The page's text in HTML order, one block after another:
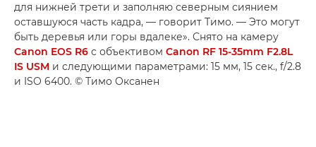
для нижней трети и заполняю северным сиянием
оставшуюся часть кадра, — говорит Тимо. — Это могут
быть деревья или горы вдалеке». Снято на камеру
Canon EOS R6 с объективом Canon RF 15-35mm F2.8L
IS USM и следующими параметрами: 15 мм, 15 сек., f/2.8
и ISO 6400. © Тимо Оксанен